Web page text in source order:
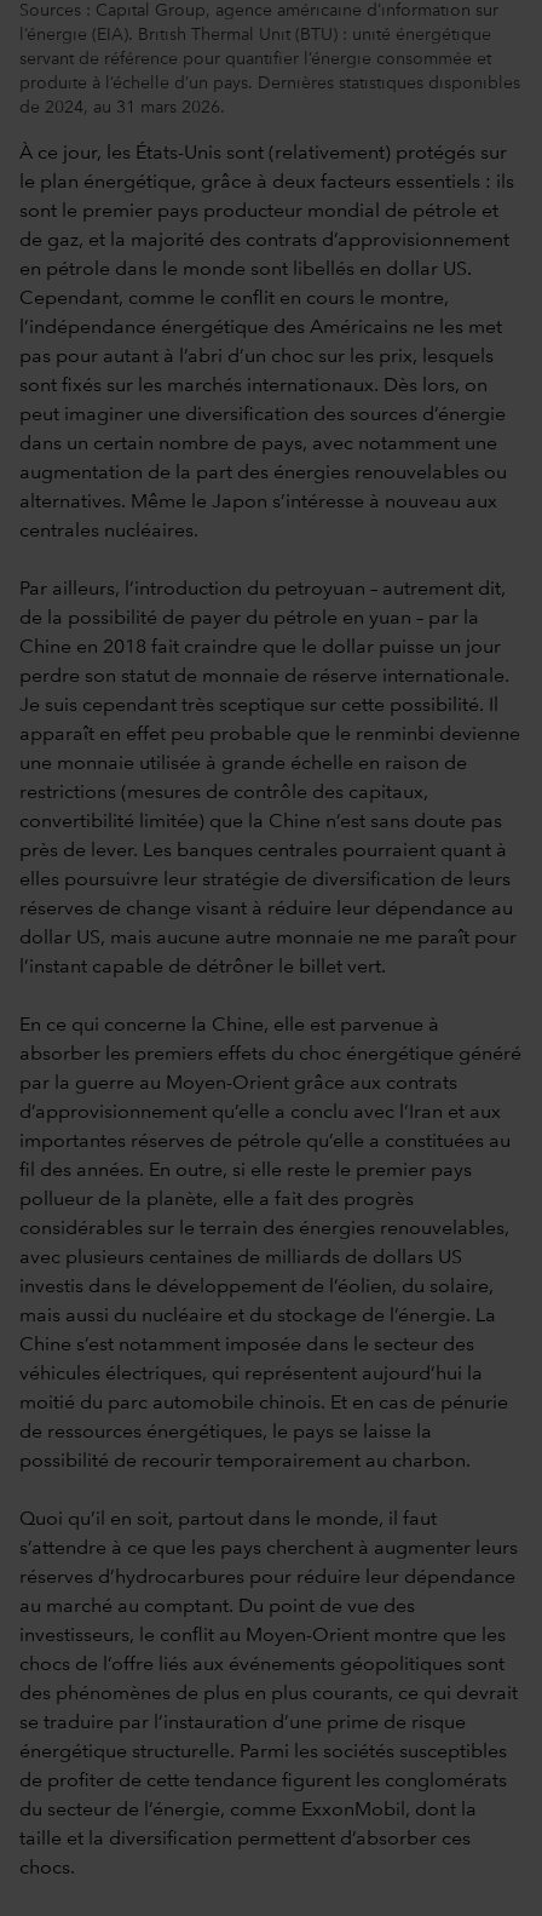
Sources : Capital Group, agence américaine d’information sur
l’énergie (EIA). British Thermal Unit (BTU) : unité énergétique
servant de référence pour quantifier l’énergie consommée et
produite à l’échelle d’un pays. Dernières statistiques disponibles
de 2024, au 31 mars 2026.
À ce jour, les États-Unis sont (relativement) protégés sur
le plan énergétique, grâce à deux facteurs essentiels : ils
sont le premier pays producteur mondial de pétrole et
de gaz, et la majorité des contrats d’approvisionnement
en pétrole dans le monde sont libellés en dollar US.
Cependant, comme le conflit en cours le montre,
l’indépendance énergétique des Américains ne les met
pas pour autant à l’abri d’un choc sur les prix, lesquels
sont fixés sur les marchés internationaux. Dès lors, on
peut imaginer une diversification des sources d’énergie
dans un certain nombre de pays, avec notamment une
augmentation de la part des énergies renouvelables ou
alternatives. Même le Japon s’intéresse à nouveau aux
centrales nucléaires.
Par ailleurs, l’introduction du petroyuan – autrement dit,
de la possibilité de payer du pétrole en yuan – par la
Chine en 2018 fait craindre que le dollar puisse un jour
perdre son statut de monnaie de réserve internationale.
Je suis cependant très sceptique sur cette possibilité. Il
apparaît en effet peu probable que le renminbi devienne
une monnaie utilisée à grande échelle en raison de
restrictions (mesures de contrôle des capitaux,
convertibilité limitée) que la Chine n’est sans doute pas
près de lever. Les banques centrales pourraient quant à
elles poursuivre leur stratégie de diversification de leurs
réserves de change visant à réduire leur dépendance au
dollar US, mais aucune autre monnaie ne me paraît pour
l’instant capable de détrôner le billet vert.
En ce qui concerne la Chine, elle est parvenue à
absorber les premiers effets du choc énergétique généré
par la guerre au Moyen-Orient grâce aux contrats
d’approvisionnement qu’elle a conclu avec l’Iran et aux
importantes réserves de pétrole qu’elle a constituées au
fil des années. En outre, si elle reste le premier pays
pollueur de la planète, elle a fait des progrès
considérables sur le terrain des énergies renouvelables,
avec plusieurs centaines de milliards de dollars US
investis dans le développement de l’éolien, du solaire,
mais aussi du nucléaire et du stockage de l’énergie. La
Chine s’est notamment imposée dans le secteur des
véhicules électriques, qui représentent aujourd’hui la
moitié du parc automobile chinois. Et en cas de pénurie
de ressources énergétiques, le pays se laisse la
possibilité de recourir temporairement au charbon.
Quoi qu’il en soit, partout dans le monde, il faut
s’attendre à ce que les pays cherchent à augmenter leurs
réserves d’hydrocarbures pour réduire leur dépendance
au marché au comptant. Du point de vue des
investisseurs, le conflit au Moyen-Orient montre que les
chocs de l’offre liés aux événements géopolitiques sont
des phénomènes de plus en plus courants, ce qui devrait
se traduire par l’instauration d’une prime de risque
énergétique structurelle. Parmi les sociétés susceptibles
de profiter de cette tendance figurent les conglomérats
du secteur de l’énergie, comme ExxonMobil, dont la
taille et la diversification permettent d’absorber ces
chocs.